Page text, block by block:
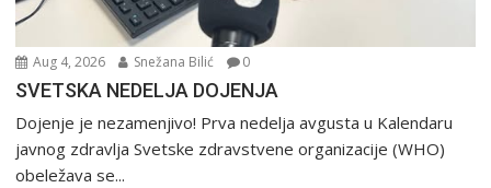
Aug 4, 2026 Snežana Bilić 0
SVETSKA NEDELJA DOJENJA
Dojenje je nezamenjivo! Prva nedelja avgusta u Kalendaru
javnog zdravlja Svetske zdravstvene organizacije (WHO)
obeležava se...